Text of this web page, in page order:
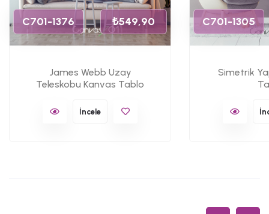
C701-1376 ₺549,90
James Webb Uzay
Teleskobu Kanvas Tablo
İncele
C701-1305
Simetrik